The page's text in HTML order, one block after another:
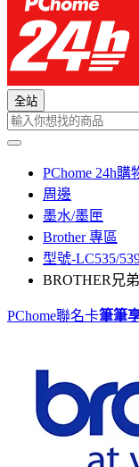
全站
PChome 24h購
周邊
墨水/墨匣
Brother 專區
型號-LC535/
BROTHER兄
PChome聯名卡筆筆